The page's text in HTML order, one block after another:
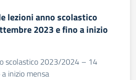
lezioni anno scolastico
2023 e fino a inizio
scolastico 2023/2024 – 14
inizio mensa